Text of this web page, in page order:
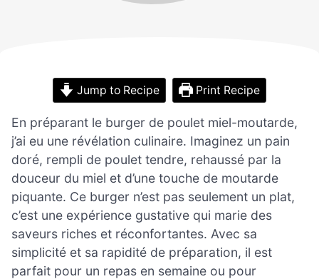
Jump to Recipe Print Recipe
En préparant le burger de poulet miel-moutarde,
j’ai eu une révélation culinaire. Imaginez un pain
doré, rempli de poulet tendre, rehaussé par la
douceur du miel et d’une touche de moutarde
piquante. Ce burger n’est pas seulement un plat,
c’est une expérience gustative qui marie des
saveurs riches et réconfortantes. Avec sa
simplicité et sa rapidité de préparation, il est
parfait pour un repas en semaine ou pour